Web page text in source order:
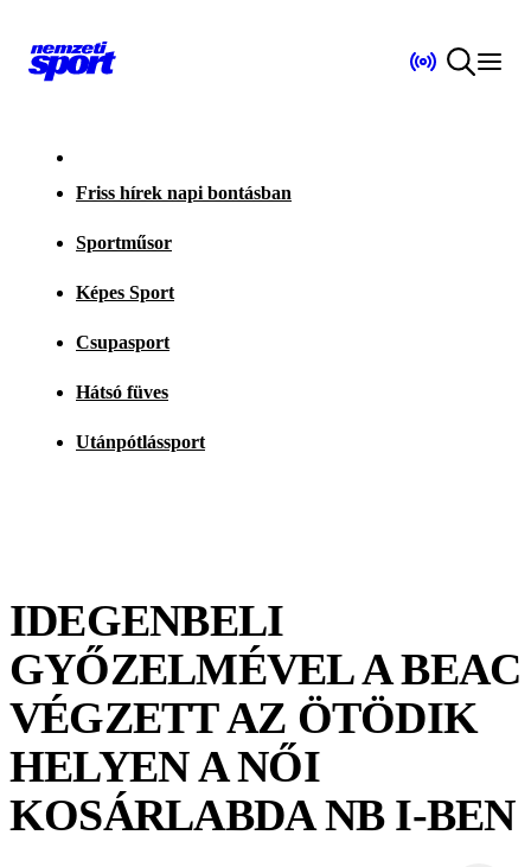
Friss hírek napi bontásban
Sportműsor
Képes Sport
Csupasport
Hátsó füves
Utánpótlássport
IDEGENBELI
GYŐZELMÉVEL A BEAC
VÉGZETT AZ ÖTÖDIK
HELYEN A NŐI
KOSÁRLABDA NB I-BEN